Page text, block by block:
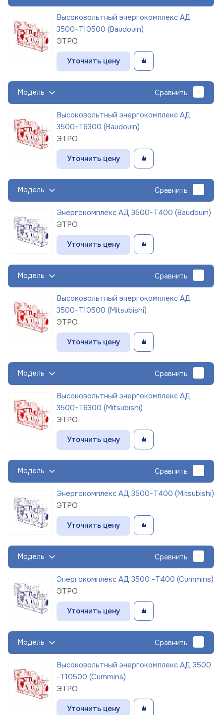
Высоковольтный энергокомплекс АД
3500-Т10500 (Baudouin)
ЭТРО
Уточнить цену
Модель Сравнить
Высоковольтный энергокомплекс АД
3500-Т6300 (Baudouin)
ЭТРО
Уточнить цену
Модель Сравнить
Энергокомплекс АД 3500-Т400 (Baudouin)
ЭТРО
Уточнить цену
Модель Сравнить
Высоковольтный энергокомплекс АД
3500-Т10500 (Mitsubishi)
ЭТРО
Уточнить цену
Модель Сравнить
Высоковольтный энергокомплекс АД
3500-Т6300 (Mitsubishi)
ЭТРО
Уточнить цену
Модель Сравнить
Энергокомплекс АД 3500-Т400 (Mitsubishi)
ЭТРО
Уточнить цену
Модель Сравнить
Энергокомплекс АД 3500 -Т400 (Cummins)
ЭТРО
Уточнить цену
Модель Сравнить
Высоковольтный энергокомплекс АД 3500
-Т10500 (Cummins)
ЭТРО
Уточнить цену